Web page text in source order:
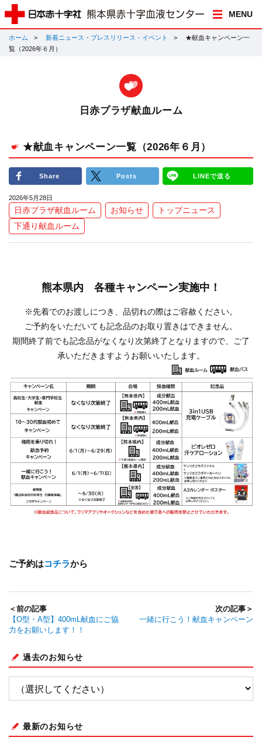
MENU
ホーム 新着ニュース・プレスリリース・イベント
★献血キャンペーン一
覧（2026年６月）
日赤プラザ献血ルーム
★献血キャンペーン一覧（2026年６月）
Share Posts LINEで送る
2026年5月28日
日赤プラザ献血ルーム お知らせ
トップニュース
下通り献血ルーム
熊本県内 各種キャンペーン実施中！
※先着でのお渡しにつき、品切れの際はご容赦ください。
ご予約をいただいても記念品のお取り置きはできません。
期間終了前でも記念品がなくなり次第終了となりますので、ご了
承いただきますようお願いいたします。
ご予約はコチラから
＜前の記事
【O型・A型】400mL献血にご協
力をお願いします！！
次の記事＞
一緒に行こう！献血キャンペーン
過去のお知らせ
最新のお知らせ